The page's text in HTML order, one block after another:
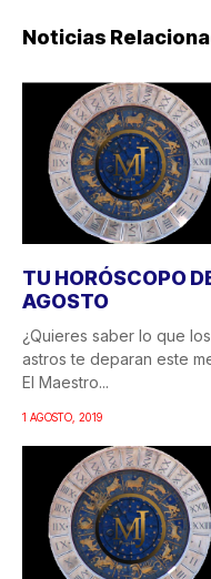
Noticias
TU HORÓSCOPO
AGOSTO
¿Quieres saber lo que los
astros te deparan este
El Maestro...
1 AGOSTO, 2019